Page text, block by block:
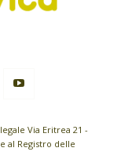
Via Eritrea 21 -
al Registro delle